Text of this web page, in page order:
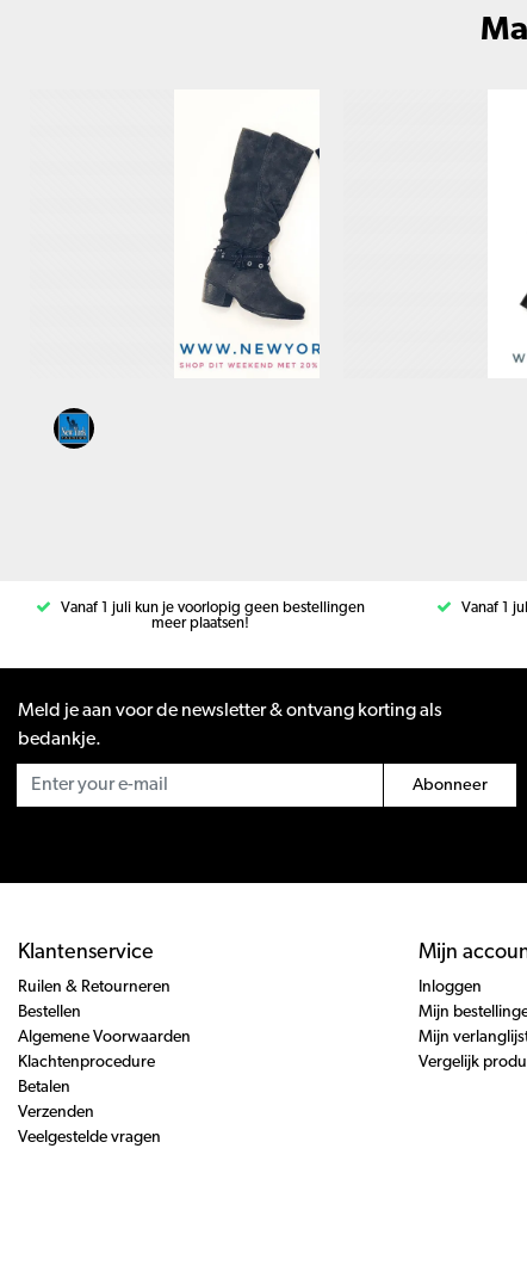
Vanaf 1 juli kun je voorlopig geen bestellingen
meer plaatsen!
Vanaf 1
Meld je aan voor de newsletter & ontvang korting als
bedankje.
Abonneer
Klantenservice
Ruilen & Retourneren
Bestellen
Algemene Voorwaarden
Klachtenprocedure
Betalen
Verzenden
Veelgestelde vragen
Mijn
Inloggen
Mijn
Mijn
Vergelijk